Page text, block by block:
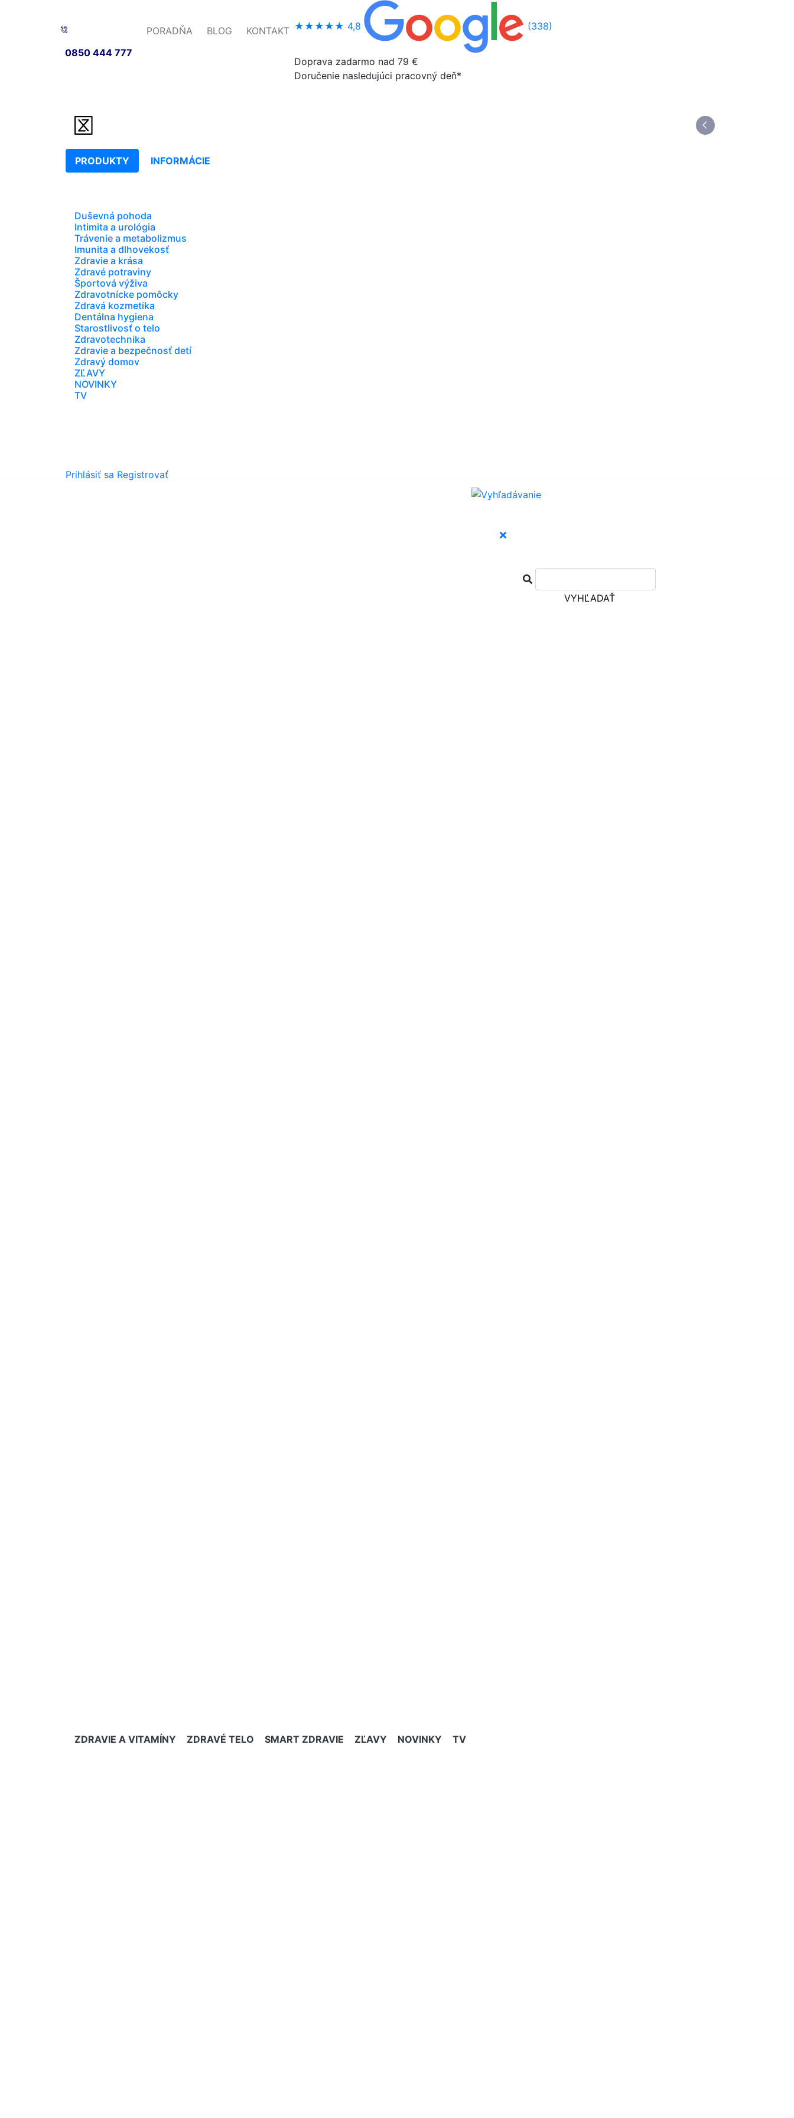
0850 444 777
PORADŇA BLOG KONTAKT ★★★★★ 4,8 (338)
Doprava zadarmo nad 79 €
Doručenie nasledujúci pracovný deň*
PRODUKTY INFORMÁCIE
Duševná pohoda
Intimita a urológia
Trávenie a metabolizmus
Imunita a dlhovekosť
Zdravie a krása
Zdravé potraviny
Športová výživa
Zdravotnícke pomôcky
Zdravá kozmetika
Dentálna hygiena
Starostlivosť o telo
Zdravotechnika
Zdravie a bezpečnosť detí
Zdravý domov
ZĽAVY
NOVINKY
TV
Prihlásiť sa Registrovať
ZDRAVIE A VITAMÍNY ZDRAVÉ TELO SMART ZDRAVIE ZĽAVY NOVINKY TV
VYHĽADAŤ